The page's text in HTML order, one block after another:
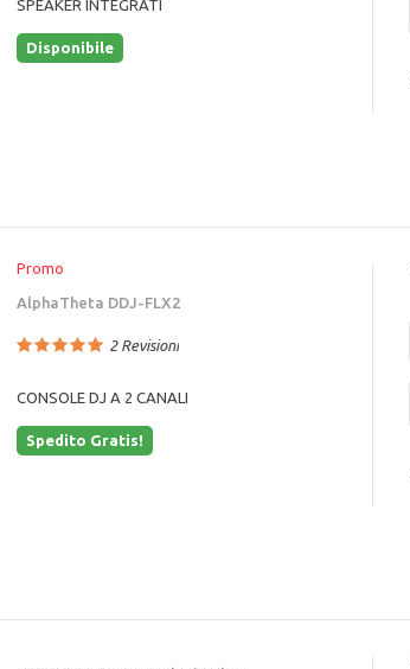
SPEAKER INTEGRATI
Disponibile
Promo
AlphaTheta DDJ-FLX2
2Revisioni
CONSOLE DJ A 2 CANALI
Spedito Gratis!